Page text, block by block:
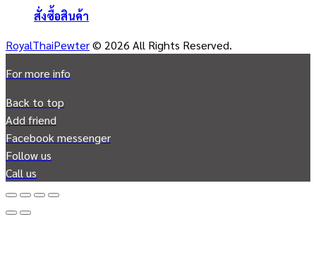
สั่งซื้อสินค้า
RoyalThaiPewter© 2026 All Rights Reserved.
For more info
Back to top
Add friend
Facebook messenger
Follow us
Call us